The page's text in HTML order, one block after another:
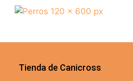
Tienda de Canicross